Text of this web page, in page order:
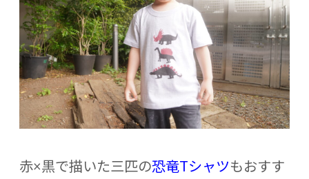
赤×黒で描いた三匹の恐竜Tシャツもおすす